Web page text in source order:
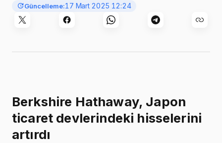
Güncelleme:17 Mart 2025 12:24
Berkshire Hathaway, Japon
ticaret devlerindeki hisselerini
artırdı